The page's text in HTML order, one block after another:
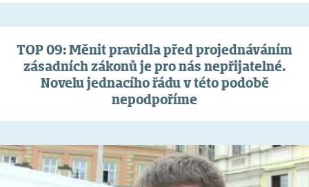
TOP 09: Měnit pravidla před projednáváním
zásadních zákonů je pro nás nepřijatelné.
Novelu jednacího řádu v této podobě
nepodpoříme